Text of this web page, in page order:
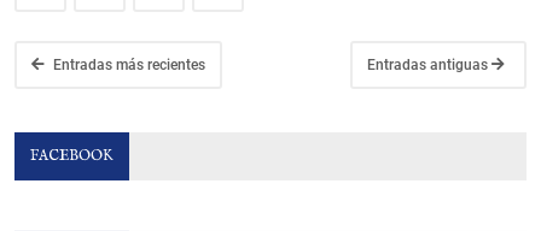
Entradas más recientes Entradas antiguas
FACEBOOK